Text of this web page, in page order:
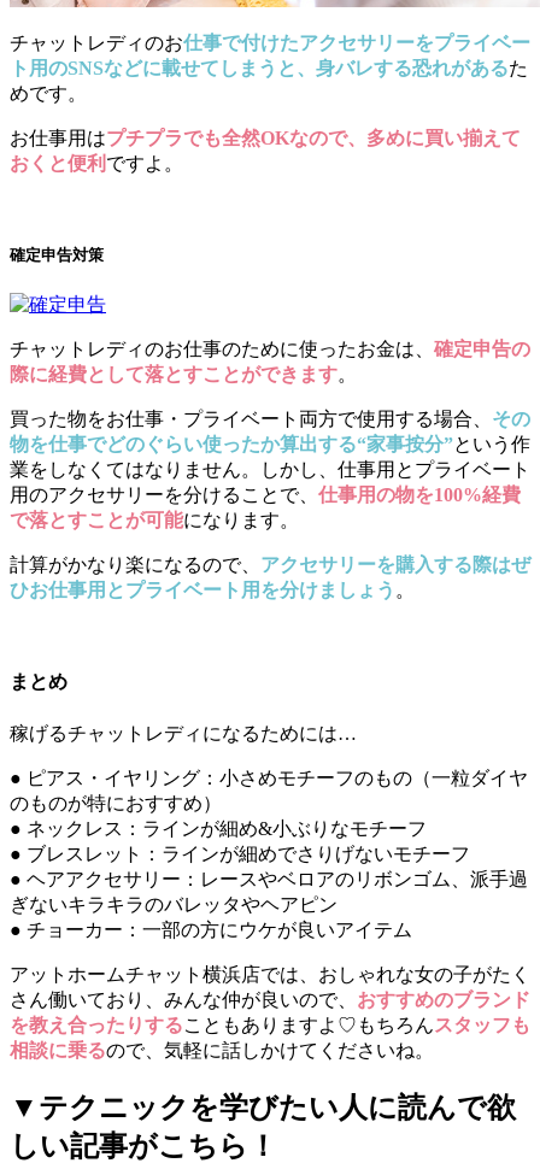
チャットレディのお仕事で付けたアクセサリーをプライベー
ト用のSNSなどに載せてしまうと、身バレする恐れがあるた
めです。
お仕事用はプチプラでも全然OKなので、多めに買い揃えて
おくと便利 ですよ。
確定申告対策
チャットレディのお仕事のために使ったお金は、 確定申告の
際に経費として落とすことができます。
買った物をお仕事・プライベート両方で使用する場合、 その
物を仕事でどのぐらい使ったか算出する“家事按分”という作
業をしなくてはなりません。しかし、仕事用とプライベート
用のアクセサリーを分けることで、 仕事用の物を100%経費
で落とすことが可能になります。
計算がかなり楽になるので、 アクセサリーを購入する際はぜ
ひお仕事用とプライベート用を分けましょう 。
まとめ
稼げるチャットレディになるためには…
● ピアス・イヤリング：小さめモチーフのもの（一粒ダイヤ
のものが特におすすめ）
● ネックレス：ラインが細め&小ぶりなモチーフ
● ブレスレット：ラインが細めでさりげないモチーフ
● ヘアアクセサリー：レースやベロアのリボンゴム、派手過
ぎないキラキラのバレッタやヘアピン
● チョーカー：一部の方にウケが良いアイテム
アットホームチャット横浜店では、おしゃれな女の子がたく
さん働いており、みんな仲が良いので、 おすすめのブランド
を教え合ったりすることもありますよ♡もちろんスタッフも
相談に乗るので、気軽に話しかけてくださいね。
▼テクニックを学びたい人に読んで欲
しい記事がこちら！